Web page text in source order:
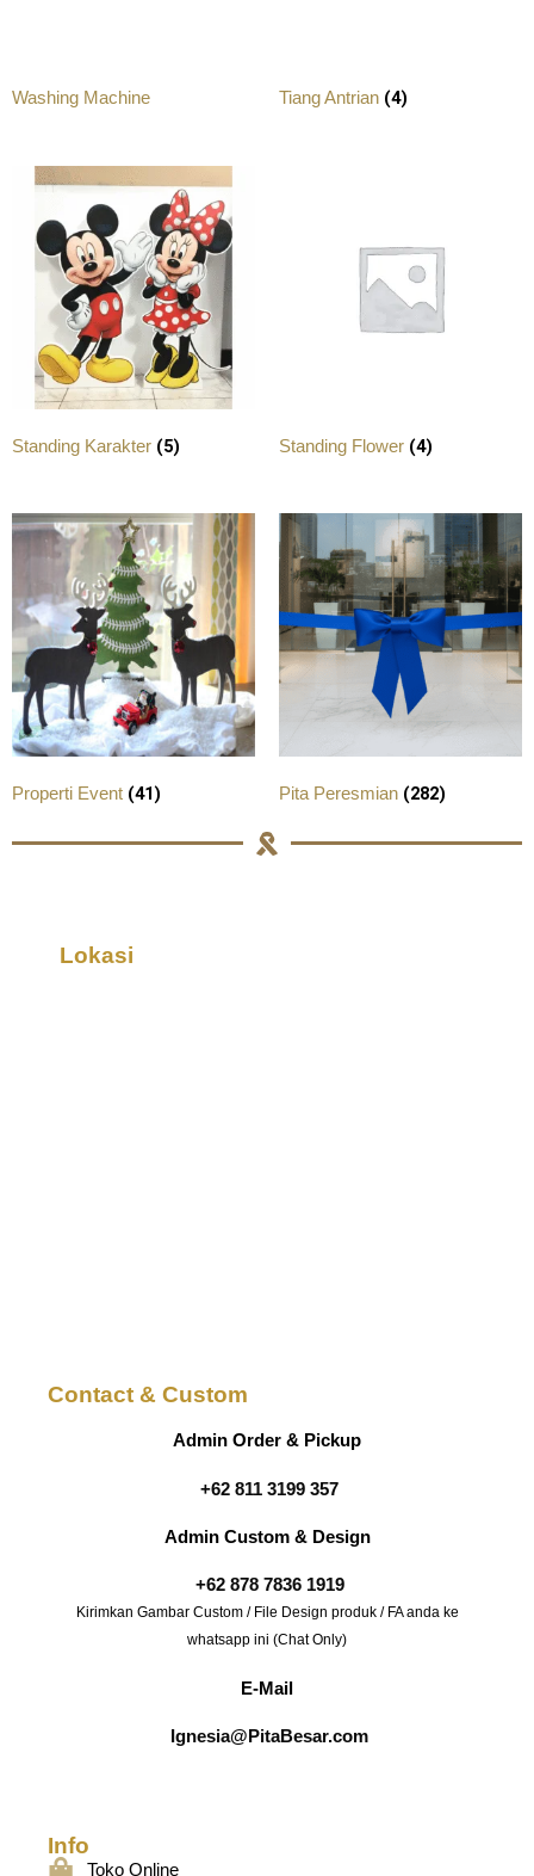
Washing Machine Tiang Antrian (4)
Standing Karakter (5) Standing Flower (4)
Properti Event (41) Pita Peresmian (282)
Lokasi
Contact & Custom
Admin Order & Pickup
+62 811 3199 357
Admin Custom & Design
+62 878 7836 1919
Kirimkan Gambar Custom / File Design produk / FA anda ke
whatsapp ini (Chat Only)
E-Mail
Ignesia@PitaBesar.com
Info
Toko Online